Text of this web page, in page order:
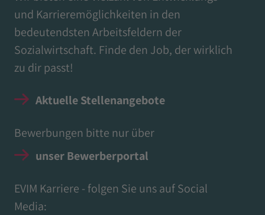
und Karrieremöglichkeiten in den
bedeutendsten Arbeitsfeldern der
Sozialwirtschaft. Finde den Job, der wirklich
zu dir passt!
Aktuelle Stellenangebote
Bewerbungen bitte nur über
unser Bewerberportal
EVIM Karriere - folgen Sie uns auf Social
Media: